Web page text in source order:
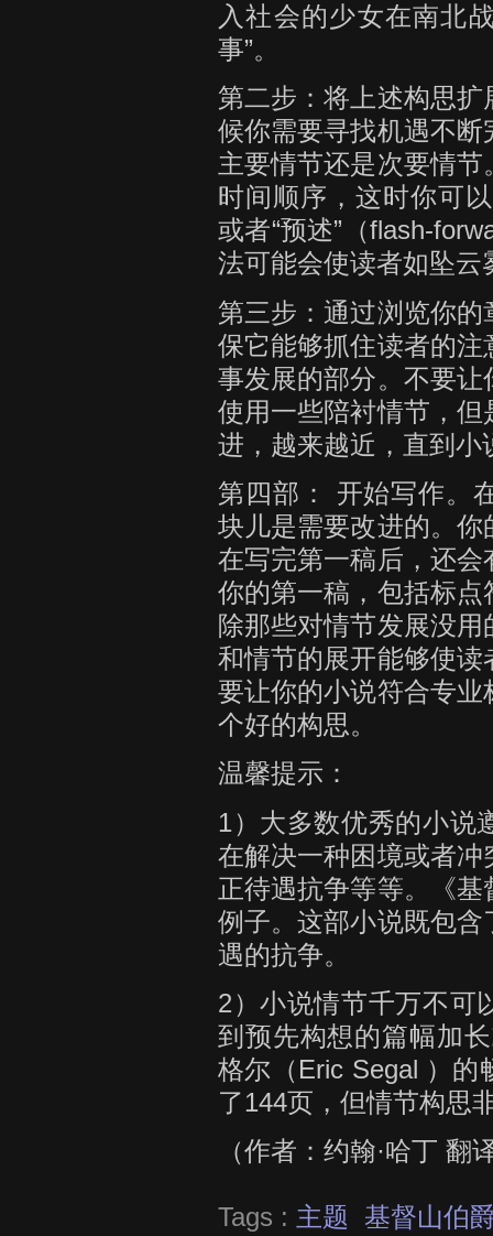
入社会的少女在南北
事”。
第二步：将上述构思
候你需要寻找机遇不
主要情节还是次要情
时间顺序，这时你可
或者“预述”（flash-
法可能会使读者如坠云
第三步：通过浏览你
保它能够抓住读者的
事发展的部分。不要
使用一些陪衬情节，
进，越来越近，直到小
第四部： 开始写作。
块儿是需要改进的。
在写完第一稿后，还
你的第一稿，包括标
除那些对情节发展没
和情节的展开能够使
要让你的小说符合专
个好的构思。
温馨提示：
1）大多数优秀的小说
在解决一种困境或者
正待遇抗争等等。《
例子。这部小说既包
遇的抗争。
2）小说情节千万不可
到预先构想的篇幅加
格尔（Eric Segal ）的
了144页，但情节构思
（作者：约翰·哈丁 翻
Tags : 主题
基督山伯